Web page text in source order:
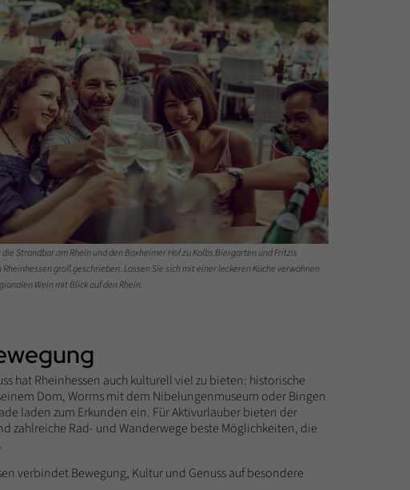
Strandbar am Rhein und den Boxheimer Hof zu Kolbs Biergarten und Fritzis
groß geschrieben. Lassen Sie sich mit einer leckeren Küche verwöhnen
Wein mit Blick auf den Rhein.
hat Rheinhessen auch kulturell viel zu bieten: historische
Dom, Worms mit dem Nibelungenmuseum oder Bingen
laden zum Erkunden ein. Für Aktivurlauber bieten der
zahlreiche Rad- und Wanderwege beste Möglichkeiten, die
verbindet Bewegung, Kultur und Genuss auf besondere